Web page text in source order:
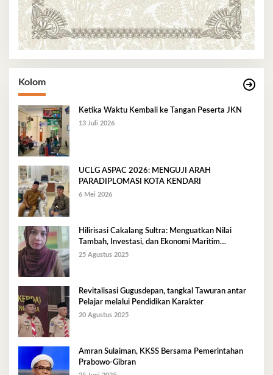
Kolom
Ketika Waktu Kembali ke Tangan Peserta JKN
13 Juli 2026
UCLG ASPAC 2026: MENGUJI ARAH
PARADIPLOMASI KOTA KENDARI
6 Mei 2026
Hilirisasi Cakalang Sultra: Menguatkan Nilai
Tambah, Investasi, dan Ekonomi Maritim
Berkelanjutan
25 Agustus 2025
Revitalisasi Gugusdepan, tangkal Tawuran antar
Pelajar melalui Pendidikan Karakter
20 Agustus 2025
Amran Sulaiman, KKSS Bersama Pemerintahan
Prabowo-Gibran